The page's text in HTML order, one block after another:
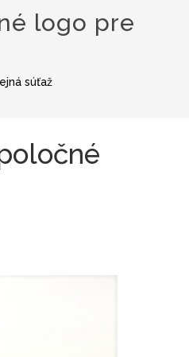
logo pre
súťaž